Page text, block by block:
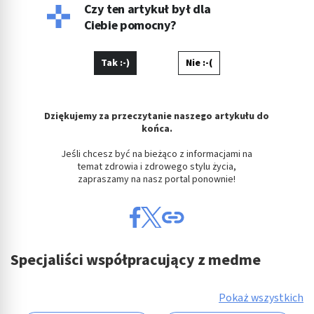
Czy ten artykuł był dla
Ciebie pomocny?
Tak :-) Nie :-(
Dziękujemy za przeczytanie naszego artykułu do
końca.
Jeśli chcesz być na bieżąco z informacjami na
temat zdrowia i zdrowego stylu życia,
zapraszamy na nasz portal ponownie!
Specjaliści współpracujący z medme
Pokaż wszystkich